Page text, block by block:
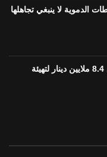
تونس تخصص أكثر من 8.4 ملايين دينار لتهيئة